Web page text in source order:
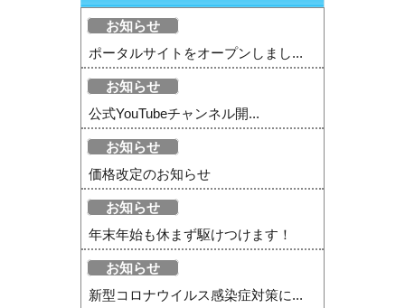
お知らせ
ポータルサイトをオープンしまし...
お知らせ
公式YouTubeチャンネル開...
お知らせ
価格改定のお知らせ
お知らせ
年末年始も休まず駆けつけます！
お知らせ
新型コロナウイルス感染症対策に...